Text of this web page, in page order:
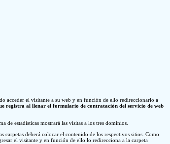
acceder el visitante a su web y en función de ello redireccionarlo a
registra al llenar el formulario de contratación del servicio de web
de estadísticas mostrará las visitas a los tres dominios.
carpetas deberá colocar el contenido de los respectivos sitios. Como
el visitante y en función de ello lo redirecciona a la carpeta